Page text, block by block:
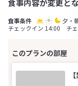
食事内容が変更と
夕・
チェックイン 14:00 チ